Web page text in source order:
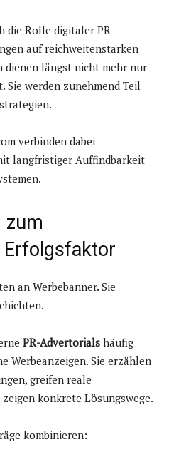
die Rolle digitaler PR-
auf reichweitenstarken
dienen längst nicht mehr nur
Sie werden zunehmend Teil
verbinden dabei
langfristiger Auffindbarkeit
zum
Erfolgsfaktor
an Werbebanner. Sie
PR-Advertorials häufig
Werbeanzeigen. Sie erzählen
greifen reale
konkrete Lösungswege.
kombinieren: